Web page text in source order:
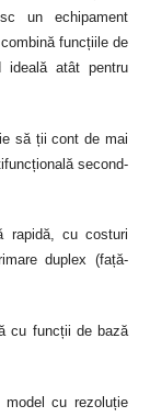
un echipament
funcțiile de
ideală atât pentru
să ții cont de mai
second-
rapidă, cu costuri
duplex (față-
cu funcții de bază
cu rezoluție